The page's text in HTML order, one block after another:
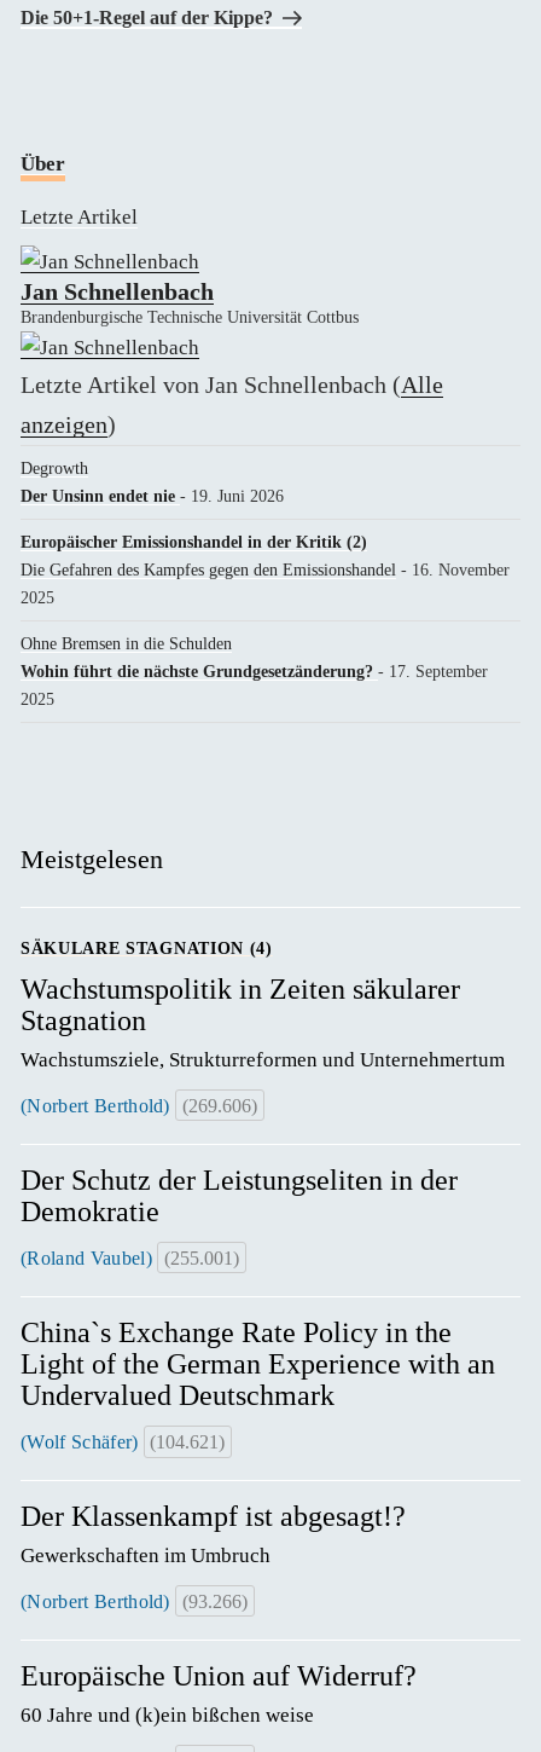
Beitrag
Die 50+1-Regel auf der Kippe?
Über
Letzte Artikel
Jan Schnellenbach
Brandenburgische Technische Universität Cottbus
Letzte Artikel von Jan Schnellenbach (Alle
anzeigen)
Degrowth
Der Unsinn endet nie - 19. Juni 2026
Europäischer Emissionshandel in der Kritik (2)
Die Gefahren des Kampfes gegen den Emissionshandel - 16. November
2025
Ohne Bremsen in die Schulden
Wohin führt die nächste Grundgesetzänderung? - 17. September
2025
Meistgelesen
SÄKULARE STAGNATION (4)
Wachstumspolitik in Zeiten säkularer
Stagnation
Wachstumsziele, Strukturreformen und Unternehmertum
(Norbert Berthold) (269.606)
Der Schutz der Leistungseliten in der
Demokratie
(Roland Vaubel) (255.001)
China`s Exchange Rate Policy in the
Light of the German Experience with an
Undervalued Deutschmark
(Wolf Schäfer) (104.621)
Der Klassenkampf ist abgesagt!?
Gewerkschaften im Umbruch
(Norbert Berthold) (93.266)
Europäische Union auf Widerruf?
60 Jahre und (k)ein bißchen weise